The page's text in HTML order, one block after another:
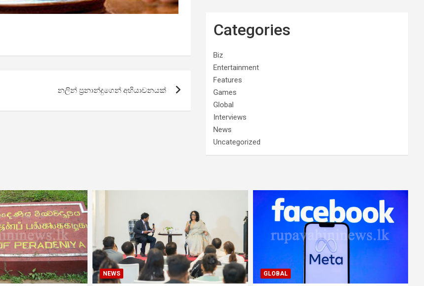
නලින් ප්‍රනාන්දුගෙන් අභියාචනයක්
Categories
Biz
Entertainment
Features
Games
Global
Interviews
News
Uncategorized
NEWS GLOBAL